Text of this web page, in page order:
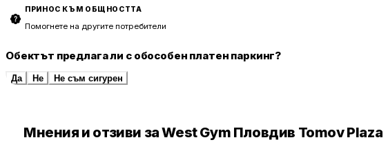
ПРИНОС КЪМ ОБЩНОСТТА
Помогнете на другите потребители
Обектът предлага ли с обособен платен паркинг?
Да Не Не съм сигурен
Мнения и отзиви за West Gym Пловдив Tomov Plaza